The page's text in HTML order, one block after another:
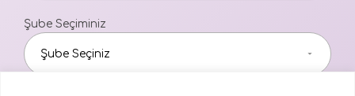
Şube Seçiminiz